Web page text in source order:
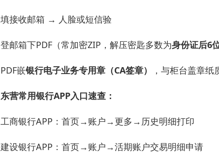
填接收邮箱 → 人脸或短信验
登邮箱下PDF（常加密ZIP，解压密匙多数为身份证后6
PDF嵌银行电子业务专用章（CA签章） ，与柜台盖章
东营常用银行APP入口速查：
工商银行APP：首页→账户→更多→历史明细打印
建设银行APP：首页→账户→活期账户交易明细申请